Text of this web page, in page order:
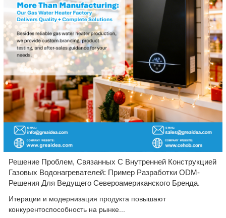
Решение Проблем, Связанных С Внутренней Конструкцией
Газовых Водонагревателей: Пример Разработки ODM-
Решения Для Ведущего Североамериканского Бренда.
Итерации и модернизация продукта повышают
конкурентоспособность на рынке...